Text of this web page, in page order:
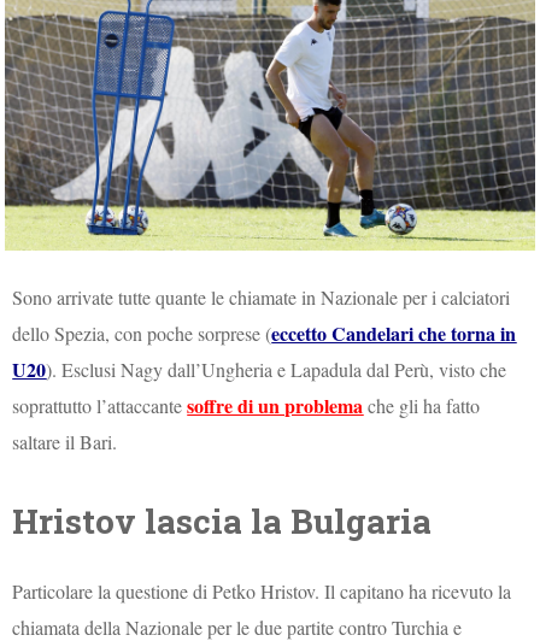
Sono arrivate tutte quante le chiamate in Nazionale per i calciatori
dello Spezia, con poche sorprese (eccetto Candelari che torna in
U20). Esclusi Nagy dall’Ungheria e Lapadula dal Perù, visto che
soprattutto l’attaccantesoffre di un problemache gli ha fatto
saltare il Bari.
Hristov lascia la Bulgaria
Particolare la questione di Petko Hristov. Il capitano ha ricevuto la
chiamata della Nazionale per le due partite contro Turchia e